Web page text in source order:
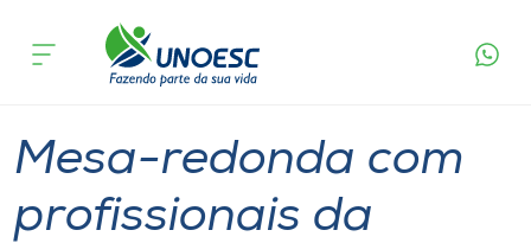
Cursos
acontece
Mesa-redonda com
profissionais da